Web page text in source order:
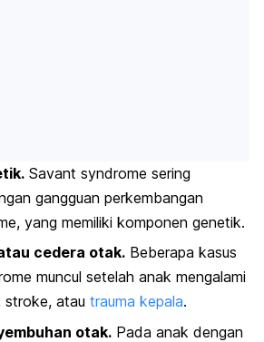
Savant syndrome sering
gangguan perkembangan
yang memiliki komponen genetik.
cedera otak. Beberapa kasus
muncul setelah anak mengalami
atau trauma kepala.
otak. Pada anak dengan